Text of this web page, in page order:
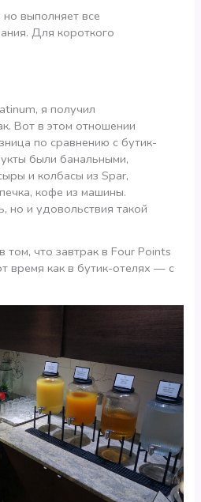
выполняет все
Для короткого
я получил
Вот в этом отношении
по сравнению с бутик-
были банальными,
и колбасы из Spar,
кофе из машины.
но и удовольствия такой
что завтрак в Four Points
время как в бутик-отелях — с